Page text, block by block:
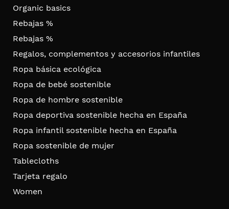
Organic basics
Rebajas %
Rebajas %
Regalos, complementos y accesorios infantiles
Ropa básica ecológica
Ropa de bebé sostenible
Ropa de hombre sostenible
Ropa deportiva sostenible hecha en España
Ropa infantil sostenible hecha en España
Ropa sostenible de mujer
Tablecloths
Tarjeta regalo
Women